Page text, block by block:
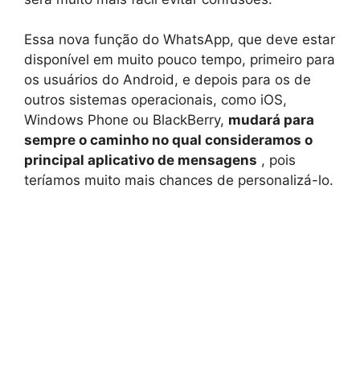
Essa nova função do WhatsApp, que deve estar
disponível em muito pouco tempo, primeiro para
os usuários do Android, e depois para os de
outros sistemas operacionais, como iOS,
Windows Phone ou BlackBerry, mudará para
sempre o caminho no qual consideramos o
principal aplicativo de mensagens , pois
teríamos muito mais chances de personalizá-lo.